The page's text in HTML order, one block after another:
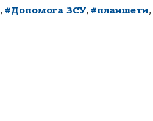
, #Допомога ЗСУ, #планшети,